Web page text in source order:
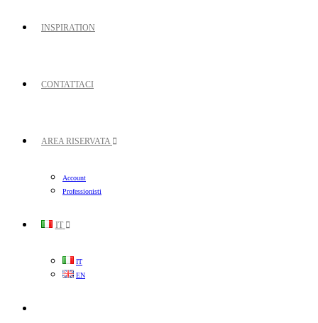
INSPIRATION
CONTATTACI
AREA RISERVATA
Account
Professionisti
IT
IT
EN